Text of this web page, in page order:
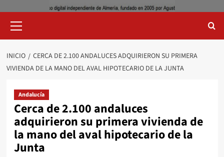
primario
INICIO
CERCA DE 2.100 ANDALUCES ADQUIRIERON SU PRIMERA
VIVIENDA DE LA MANO DEL AVAL HIPOTECARIO DE LA JUNTA
Andalucía
Cerca de 2.100 andaluces
adquirieron su primera vivienda de
la mano del aval hipotecario de la
Junta